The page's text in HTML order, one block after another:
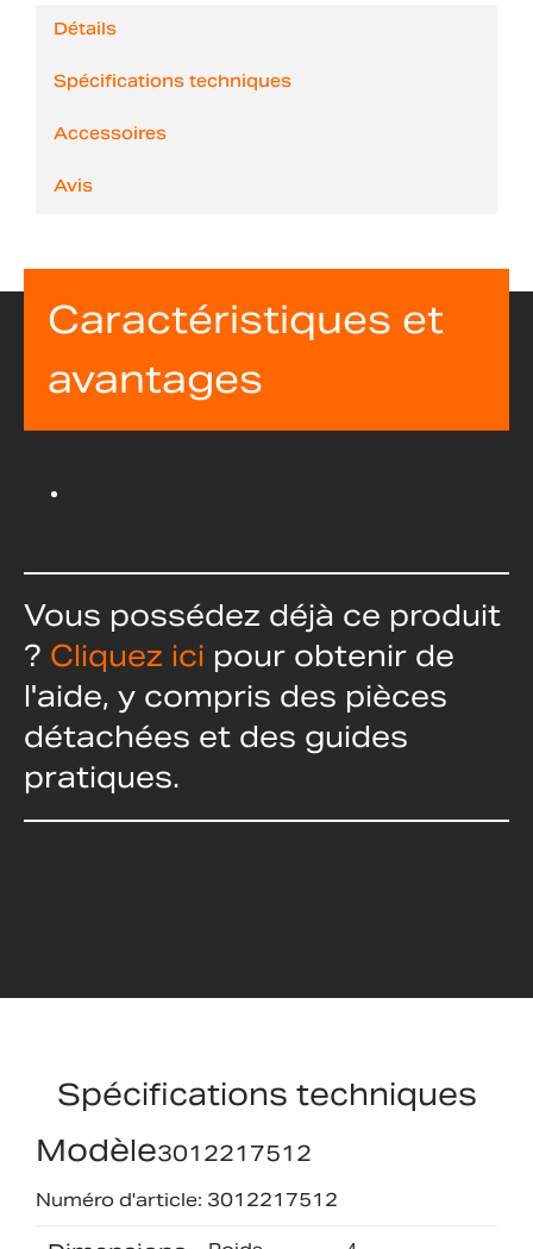
Détails
Spécifications techniques
Accessoires
Avis
Caractéristiques et
avantages
Vous possédez déjà ce produit
? Cliquez ici pour obtenir de
l'aide, y compris des pièces
détachées et des guides
pratiques.
Spécifications techniques
Modèle3012217512
Numéro d'article: 3012217512